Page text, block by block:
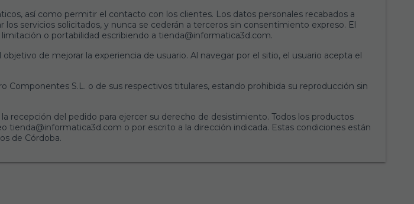
así como permitir el contacto con los clientes. Los datos personales recabados a
servicios solicitados, y nunca se cederán a terceros sin consentimiento expreso. El
o portabilidad escribiendo a tienda@informatica3d.com.
de mejorar la experiencia de usuario. Al navegar por el sitio, el usuario acepta el
S.L. o de sus respectivos titulares, estando prohibida su reproducción sin
recepción del pedido para ejercer su derecho de desistimiento. Todos los productos
tienda@informatica3d.com o por escrito a la dirección indicada. Estas condiciones están
de Córdoba.